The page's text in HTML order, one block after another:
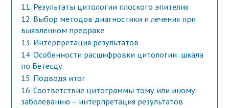
11 Результаты цитологии плоского эпителия
12 Выбор методов диагностики и лечения при
выявленном предраке
13 Интерпретация результатов
14 Особенности расшифровки цитологии: шкала
по Бетесду
15 Подводя итог
16 Соответствие цитограммы тому или иному
заболеванию – интерпретация результатов